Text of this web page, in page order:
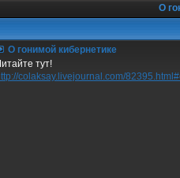
О
О гонимой кибернетике
тут!
colaksay.livejournal.com/